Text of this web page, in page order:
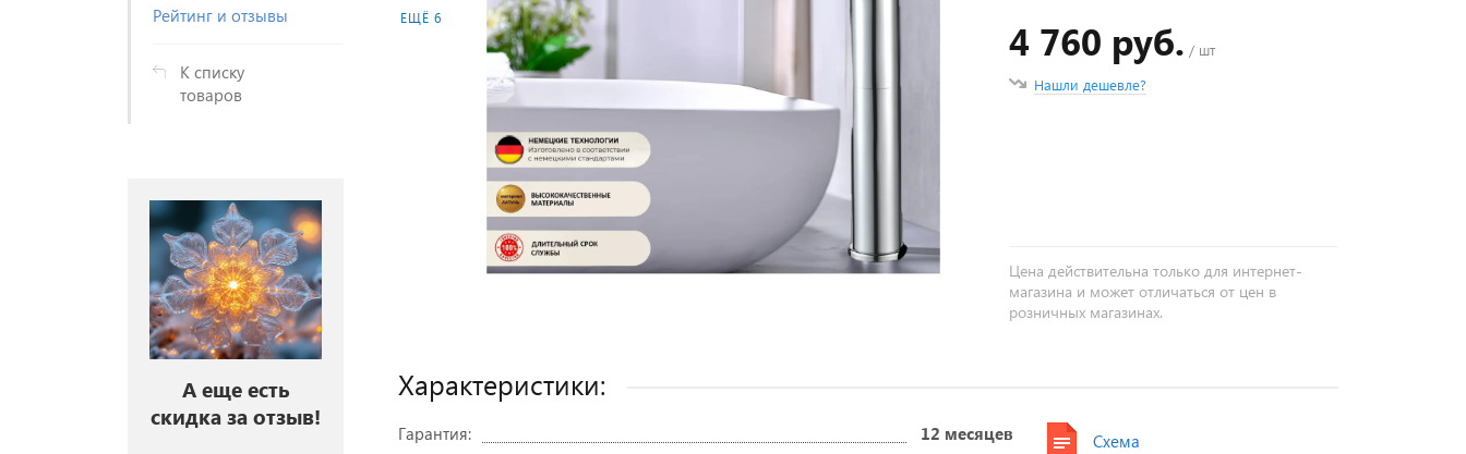
Рейтинг и отзывы
К списку
товаров
А еще есть
скидка за отзыв!
ЕЩЁ 6 4 760 руб. / шт
Нашли дешевле?
Цена действительна только для интернет-
магазина и может отличаться от цен в
розничных магазинах.
Характеристики:
Гарантия:
12 месяцев
Схема